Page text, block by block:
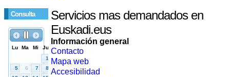
Consulta
Servicios mas demandados en
Euskadi.eus
Información general
Contacto
Mapa web
Accesibilidad